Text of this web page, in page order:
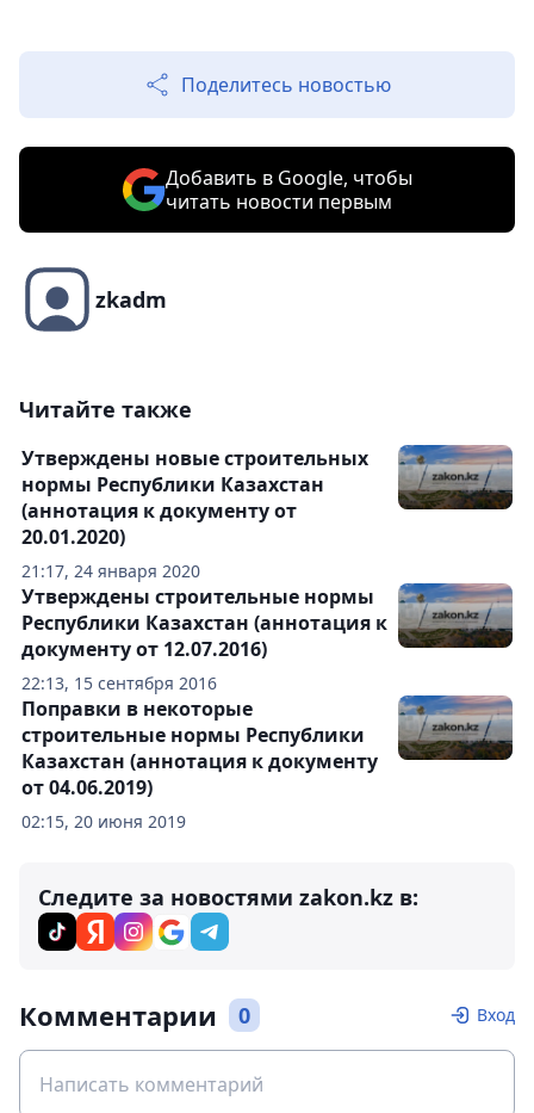
Поделитесь новостью
Добавить в Google, чтобы
читать новости первым
zkadm
Читайте также
21:17, 24 января 2020
Утверждены новые строительных
нормы Республики Казахстан
(аннотация к документу от
20.01.2020)
22:13, 15 сентября 2016
Утверждены строительные нормы
Республики Казахстан (аннотация к
документу от 12.07.2016)
02:15, 20 июня 2019
Поправки в некоторые
строительные нормы Республики
Казахстан (аннотация к документу
от 04.06.2019)
Следите за новостями zakon.kz в:
Комментарии 0 Вход